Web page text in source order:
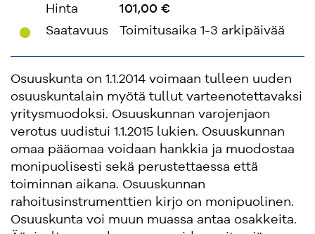
Hinta
101,00 €
Saatavuus
Toimitusaika 1-3 arkipäivää
Osuuskunta on 1.1.2014 voimaan tulleen uuden
osuuskuntalain myötä tullut varteenotettavaksi
yritysmuodoksi. Osuuskunnan varojenjaon
verotus uudistui 1.1.2015 lukien. Osuuskunnan
omaa pääomaa voidaan hankkia ja muodostaa
monipuolisesti sekä perustettaessa että
toiminnan aikana. Osuuskunnan
rahoitusinstrumenttien kirjo on monipuolinen.
Osuuskunta voi muun muassa antaa osakkeita.